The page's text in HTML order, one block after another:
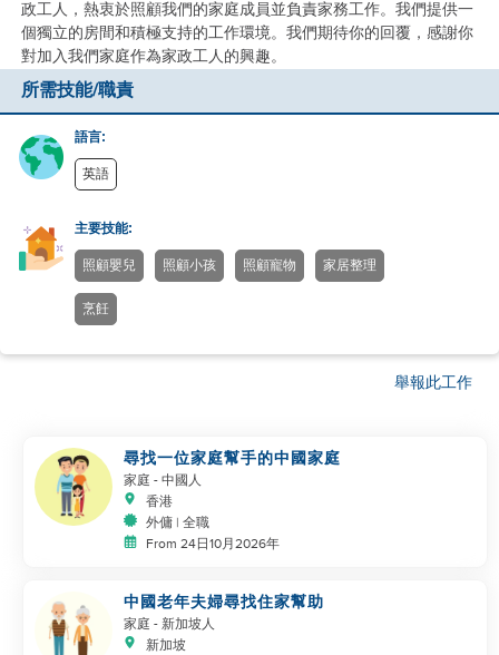
政工人，熱衷於照顧我們的家庭成員並負責家務工作。我們提供一
個獨立的房間和積極支持的工作環境。我們期待你的回覆，感謝你
對加入我們家庭作為家政工人的興趣。
所需技能/職責
語言:
英語
主要技能:
照顧嬰兒 照顧小孩 照顧寵物 家居整理
烹飪
舉報此工作
尋找一位家庭幫手的中國家庭
家庭 - 中國人
香港
外傭 | 全職
From 24日10月2026年
中國老年夫婦尋找住家幫助
家庭 - 新加坡人
新加坡